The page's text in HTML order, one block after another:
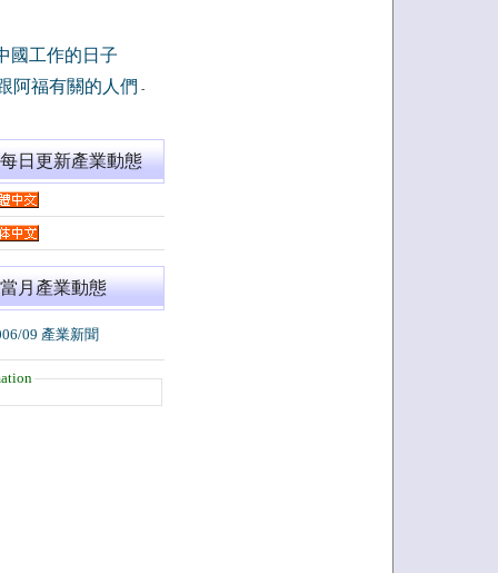
國工作的日子
阿福有關的人們 -
日更新產業動態
當月產業動態
09 產業新聞